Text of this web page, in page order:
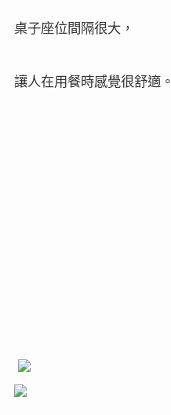
桌子座位間隔很大，
讓人在用餐時感覺很舒適。